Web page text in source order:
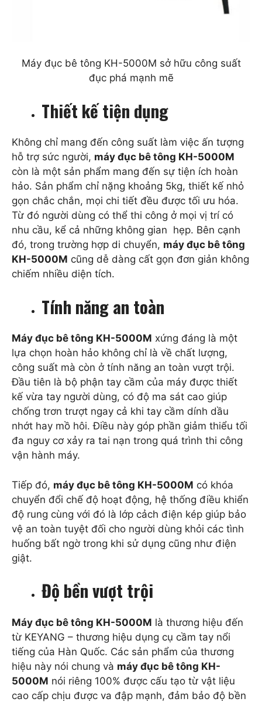
Máy đục bê tông KH-5000M sở hữu công suất
đục phá mạnh mẽ
Thiết kế tiện dụng
Không chỉ mang đến công suất làm việc ấn tượng
hỗ trợ sức người, máy đục bê tông KH-5000M
còn là một sản phẩm mang đến sự tiện ích hoàn
hảo. Sản phẩm chỉ nặng khoảng 5kg, thiết kế nhỏ
gọn chắc chắn, mọi chi tiết đều được tối ưu hóa.
Từ đó người dùng có thể thi công ở mọi vị trí có
nhu cầu, kể cả những không gian hẹp. Bên cạnh
đó, trong trường hợp di chuyển, máy đục bê tông
KH-5000M cũng dễ dàng cất gọn đơn giản không
chiếm nhiều diện tích.
Tính năng an toàn
Máy đục bê tông KH-5000M xứng đáng là một
lựa chọn hoàn hảo không chỉ là về chất lượng,
công suất mà còn ở tính năng an toàn vượt trội.
Đầu tiên là bộ phận tay cầm của máy được thiết
kế vừa tay người dùng, có độ ma sát cao giúp
chống trơn trượt ngay cả khi tay cầm dính dầu
nhớt hay mồ hôi. Điều này góp phần giảm thiểu tối
đa nguy cơ xảy ra tai nạn trong quá trình thi công
vận hành máy.
Tiếp đó, máy đục bê tông KH-5000M có khóa
chuyển đổi chế độ hoạt động, hệ thống điều khiển
độ rung cùng với đó là lớp cảch điện kép giúp bảo
vệ an toàn tuyệt đối cho người dùng khỏi các tình
huống bất ngờ trong khi sử dụng cũng như điện
giật.
Độ bền vượt trội
Máy đục bê tông KH-5000M là thương hiệu đến
từ KEYANG – thương hiệu dụng cụ cầm tay nổi
tiếng của Hàn Quốc. Các sản phẩm của thương
hiệu này nói chung và máy đục bê tông KH-
5000M nói riêng 100% được cấu tạo từ vật liệu
cao cấp chịu được va đập mạnh, đảm bảo độ bền